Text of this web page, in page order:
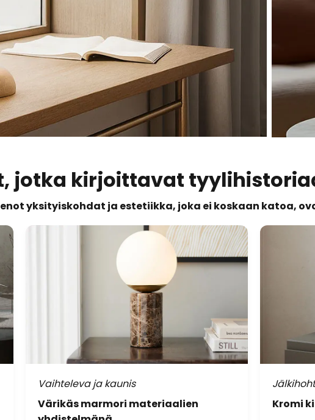
jotka kirjoittavat
yksityiskohdat ja estetiikka, joka ei koskaan katoa,
Vaihteleva ja kaunis
Värikäs marmori materiaalien
Kromi